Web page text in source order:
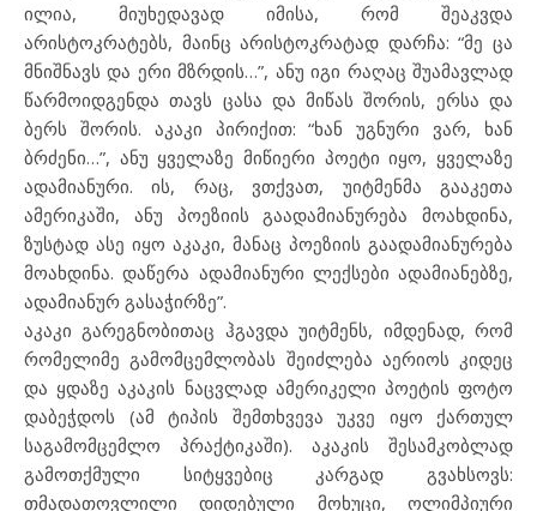
ილია, მიუხედავად იმისა, რომ შეაკვდა
არისტოკრატებს, მაინც არისტოკრატად დარჩა: “მე ცა
მნიშნავს და ერი მზრდის…”, ანუ იგი რაღაც შუამავლად
წარმოიდგენდა თავს ცასა და მიწას შორის, ერსა და
ბერს შორის. აკაკი პირიქით: “ხან უგნური ვარ, ხან
ბრძენი…”, ანუ ყველაზე მიწიერი პოეტი იყო, ყველაზე
ადამიანური. ის, რაც, ვთქვათ, უიტმენმა გააკეთა
ამერიკაში, ანუ პოეზიის გაადამიანურება მოახდინა,
ზუსტად ასე იყო აკაკი, მანაც პოეზიის გაადამიანურება
მოახდინა. დაწერა ადამიანური ლექსები ადამიანებზე,
ადამიანურ გასაჭირზე”.
აკაკი გარეგნობითაც ჰგავდა უიტმენს, იმდენად, რომ
რომელიმე გამომცემლობას შეიძლება აერიოს კიდეც
და ყდაზე აკაკის ნაცვლად ამერიკელი პოეტის ფოტო
დაბეჭდოს (ამ ტიპის შემთხვევა უკვე იყო ქართულ
საგამომცემლო პრაქტიკაში). აკაკის შესამკობლად
გამოთქმული სიტყვებიც კარგად გვახსოვს:
თმადათოვლილი დიდებული მოხუცი, ოლიმპიური